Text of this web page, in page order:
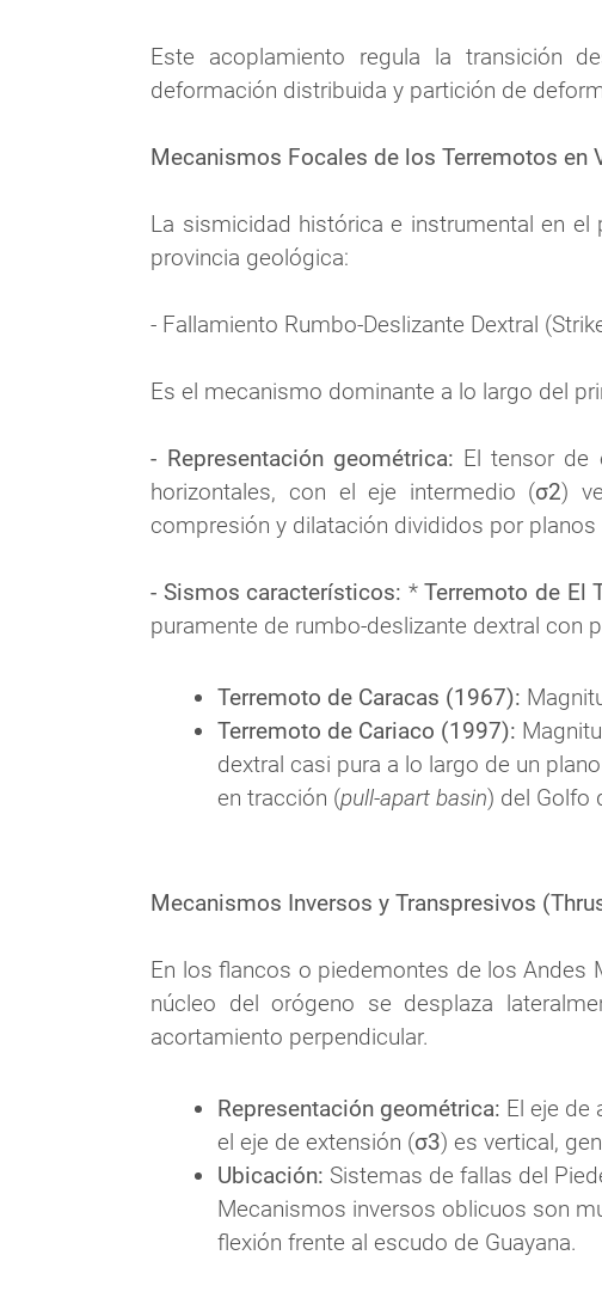
Este acoplamiento regula la transición
deformación distribuida y partición de
Mecanismos Focales de los Terremotos en
La sismicidad histórica e instrumental en
provincia geológica:
- Fallamiento Rumbo-Deslizante Dextral
Es el mecanismo dominante a lo largo del
- Representación geométrica: El tensor de
horizontales, con el eje intermedio (σ2)
compresión y dilatación divididos por
- Sismos característicos: * Terremoto de El
puramente de rumbo-deslizante dextral con
Terremoto de Caracas (1967):
Terremoto de Cariaco (1997):
dextral casi pura a lo largo de un
en tracción (pull-apart basin) del Golfo
Mecanismos Inversos y Transpresivos
En los flancos o piedemontes de los Andes
núcleo del orógeno se desplaza
Representación geométrica: El eje de
el eje de extensión (σ3) es vertical,
Ubicación: Sistemas de fallas del
Mecanismos inversos oblicuos son
flexión frente al escudo de Guayana.